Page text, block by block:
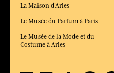
La Maison d'Arles
Le Musée du Parfum à Paris
Le Musée de la Mode et du
Costume à Arles